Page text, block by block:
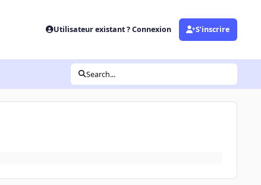
Utilisateur existant ? Connexion S’inscrire
Search...